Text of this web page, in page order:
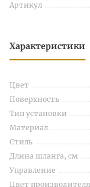
Артикул
Характеристики
Цвет
Поверхность
Тип установки
Материал
Стиль
Длина шланга, см
Управление
Цвет производителя